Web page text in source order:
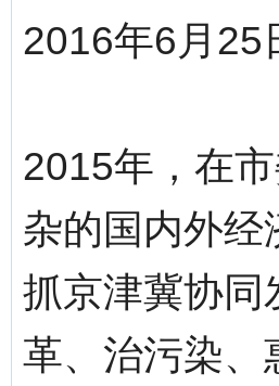
2016年6月25
2015年，在
杂的国内外
抓京津冀协同
革、治污染、